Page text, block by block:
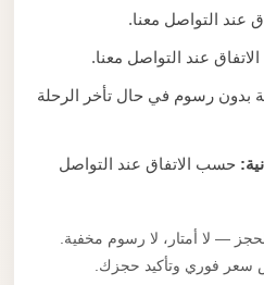
التواصل معنا.
عند التواصل معنا.
رسوم في حال تأخر الرحلة
حسب الاتفاق عند التواصل
— لا أمتار، لا رسوم مخفية.
فوري وتأكيد حجزك.